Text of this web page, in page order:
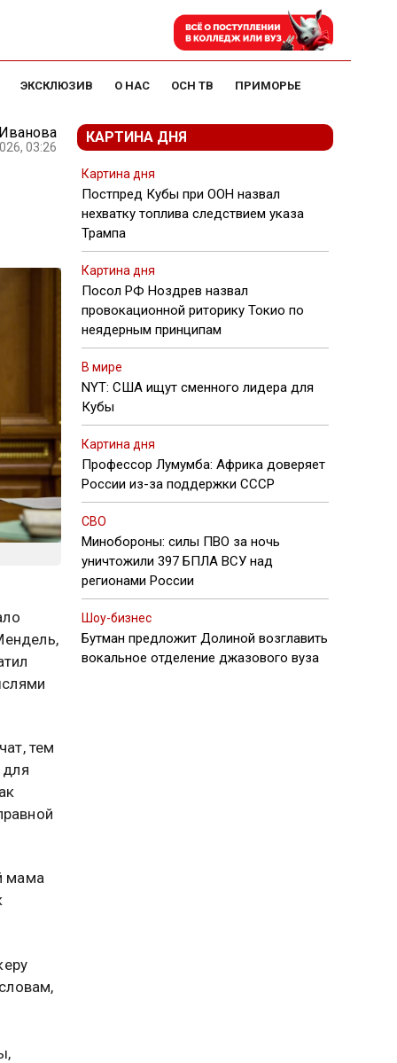
ЭКСКЛЮЗИВ О НАС ОСН ТВ ПРИМОРЬЕ
03:26
тем
мама
КАРТИНА ДНЯ
Картина дня
Постпред Кубы при ООН назвал
нехватку топлива следствием указа
Трампа
Картина дня
Посол РФ Ноздрев назвал
провокационной риторику Токио по
неядерным принципам
В мире
NYT: США ищут сменного лидера для
Кубы
Картина дня
Профессор Лумумба: Африка доверяет
России из-за поддержки СССР
СВО
Минобороны: силы ПВО за ночь
уничтожили 397 БПЛА ВСУ над
регионами России
Шоу-бизнес
Бутман предложит Долиной возглавить
вокальное отделение джазового вуза